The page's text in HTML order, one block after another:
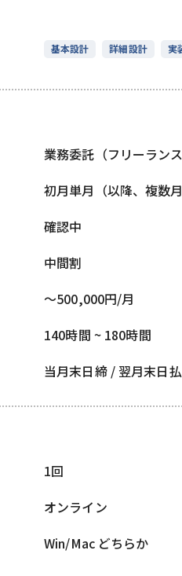
基本設計 詳細設計 実
業務委託（フリーランス
初月単月（以降、複数月
確認中
中間割
〜500,000円/月
140時間 ~ 180時間
当月末日締 / 翌月末日払
1回
オンライン
Win/Mac どちらか